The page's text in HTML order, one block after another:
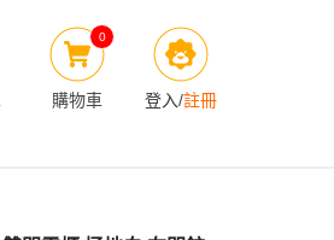
0
購物車 登入/註冊